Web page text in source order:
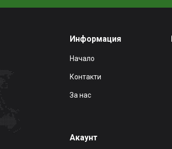
Информация
Начало
Контакти
За нас
Акаунт